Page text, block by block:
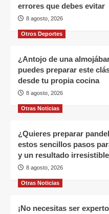
errores que debes evitar
8 agosto, 2026
Otros Deportes
¿Antojo de una
puedes preparar este
desde tu propia cocina
8 agosto, 2026
Otras Noticias
¿Quieres preparar
estos sencillos pasos
y un resultado irresistible
8 agosto, 2026
Otras Noticias
¡No necesitas ser